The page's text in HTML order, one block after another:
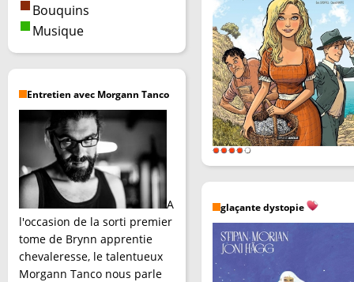
Bouquins
Musique
Entretien avec Morgann Tanco
A
l'occasion de la sorti premier
tome de Brynn apprentie
chevaleresse, le talentueux
Morgann Tanco nous parle
glaçante dystopie